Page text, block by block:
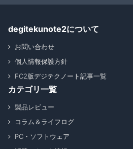
degitekunote2について
お問い合わせ
個人情報保護方針
FC2版デジテクノート記事一覧
カテゴリ一覧
製品レビュー
コラム＆ライフログ
PC・ソフトウェア